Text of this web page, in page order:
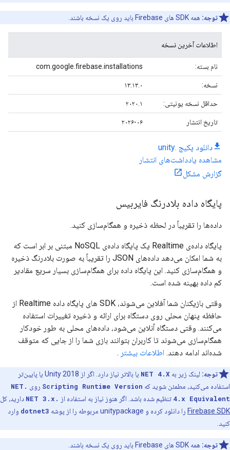
توجه: همه SDK های Firebase باید روی یک نسخه باشند.
اطلاعات آخرین نسخه
نام بسته: com.google.firebase.installations
نسخه: ۱۳.۱۳.۰
حداقل نسخه یونیتی: ۲۰۲۰.۱
تاریخ انتشار ۲۰۲۶-۰۶
دانلود پکیج .unity
مشاهده یادداشت‌های انتشار
گزارش مشکل
پایگاه داده بلادرنگ فایربیس
داده‌ها را تقریباً در لحظه ذخیره و همگام‌سازی کنید.
پایگاه داده‌ی Realtime یک پایگاه داده‌ی NoSQL مبتنی بر ابر است که
به شما امکان می‌دهد داده‌های JSON را تقریباً به صورت بلادرنگ ذخیره
و همگام‌سازی کنید. این پایگاه داده برای همگام‌سازی بسیار سریع مقادیر
کم داده بهینه شده است.
وقتی بازیکنان شما آفلاین می‌شوند، SDK های پایگاه داده Realtime از
حافظه پنهان محلی روی دستگاه برای ارائه و ذخیره تغییرات استفاده
می‌کنند. وقتی دستگاه آنلاین می‌شود، داده‌های محلی به طور خودکار
همگام‌سازی می‌شوند تا کاربران بتوانند بازی شما را از جایی که متوقف
شده‌اند ادامه دهند. اطلاعات بیشتر .
توجه: لینک زیر به NET 4.X
یا بالاتر نیاز دارد. اگر از Unity 2018 یا پایین‌تر
استفاده می‌کنید، مطمئن شوید که Scripting Runtime Version روی
.NET
4.x Equivalent تنظیم شده باشد. اگر هنوز نیاز به استفاده از .NET 3.x
دارید، کل
Firebase SDK را دانلود کرده و unitypackage مربوطه را از پوشه dotnet3 وارد
کنید.
توجه: همه SDK های Firebase باید روی یک نسخه باشند.